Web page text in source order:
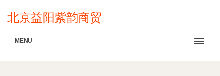
北京益阳紫韵商贸
MENU